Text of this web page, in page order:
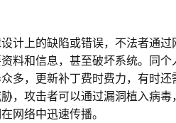
上的缺陷或错误，不法者通过
料和信息，甚至破坏系统。同
多，更新补丁费时费力，有时
，攻击者可以通过漏洞植入病
网络中迅速传播。